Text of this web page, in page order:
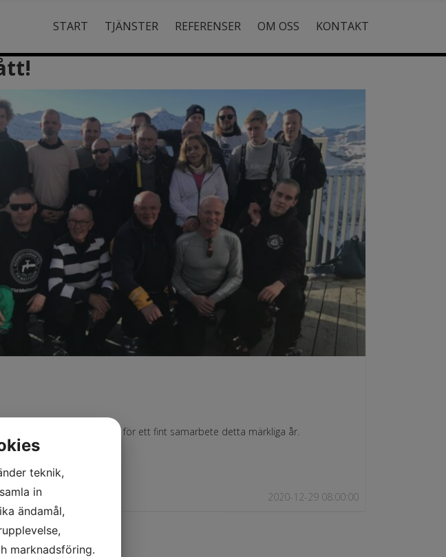
START TJÄNSTER REFERENSER OM OSS KONTAKT
2020-12-29 08:00:00
övriga samarbetspartners för ett fint samarbete detta märkliga år.
teknik,
in
ändamål,
marknadsföring.